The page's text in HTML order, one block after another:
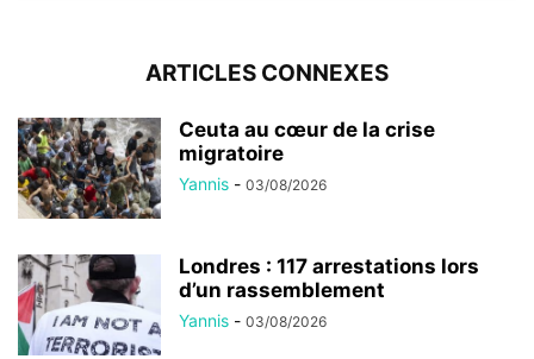
ARTICLES CONNEXES
Ceuta au cœur de la crise
migratoire
Yannis - 03/08/2026
Londres : 117 arrestations lors
d’un rassemblement
Yannis - 03/08/2026